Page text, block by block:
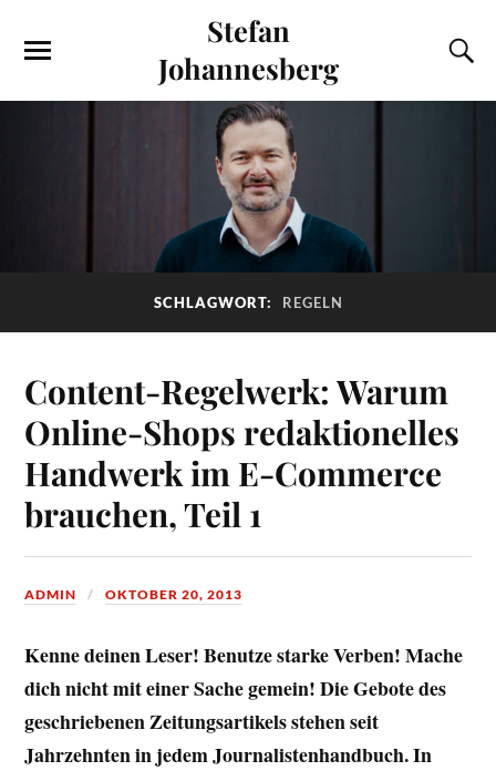
Stefan
Johannesberg
SCHLAGWORT: REGELN
Content-Regelwerk: Warum
Online-Shops redaktionelles
Handwerk im E-Commerce
brauchen, Teil 1
ADMIN OKTOBER 20, 2013
Kenne deinen Leser! Benutze starke Verben! Mache
dich nicht mit einer Sache gemein! Die Gebote des
geschriebenen Zeitungsartikels stehen seit
Jahrzehnten in jedem Journalistenhandbuch. In